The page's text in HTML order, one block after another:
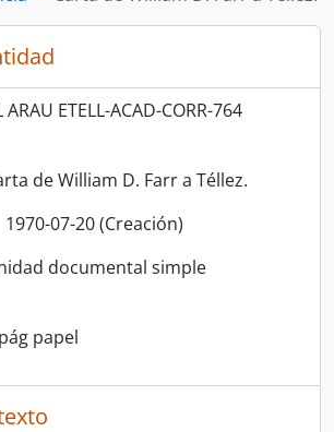
ARAU ETELL-ACAD-CORR-764
de William D. Farr a Téllez.
1970-07-20 (Creación)
documental simple
papel